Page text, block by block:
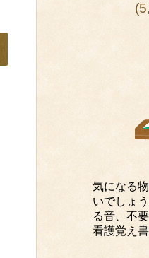
気になる
いでしょ
る音、不
看護覚え